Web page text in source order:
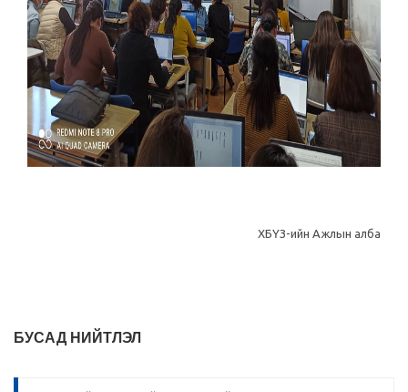
ХБҮЗ-ийн Ажлын алба
БУСАД НИЙТЛЭЛ